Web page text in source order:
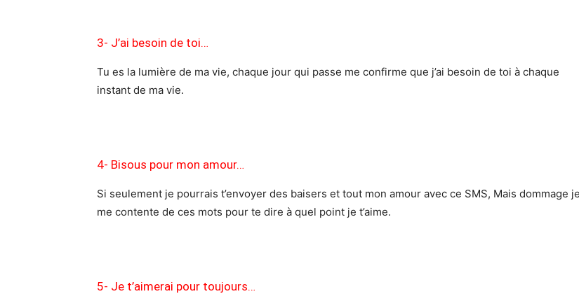
3- J’ai besoin de toi…
Tu es la lumière de ma vie, chaque jour qui passe me confirme que j’ai besoin de toi à chaque
instant de ma vie.
4- Bisous pour mon amour…
Si seulement je pourrais t’envoyer des baisers et tout mon amour avec ce SMS, Mais dommage je
me contente de ces mots pour te dire à quel point je t’aime.
5- Je t’aimerai pour toujours…